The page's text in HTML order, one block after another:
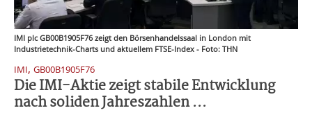
IMI plc GB00B1905F76 zeigt den Börsenhandelssaal in London mit
Industrietechnik-Charts und aktuellem FTSE-Index - Foto: THN
IMI, GB00B1905F76
Die IMI-Aktie zeigt stabile Entwicklung
nach soliden Jahreszahlen ...